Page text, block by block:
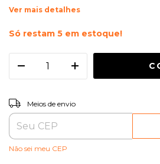
Ver mais detalhes
Só restam 5 em estoque!
Entregas para o CEP:
Meios de envio
Não sei meu CEP